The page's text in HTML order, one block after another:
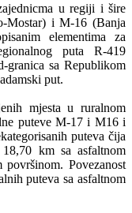
u regiji i šire
Mostar) i M-16 (Banja
elementima za
puta R-419
granica sa Republikom
put.
mjesta u ruralnom
puteve M-17 i M16 i
puteva čija
km sa asfaltnom
Povezanost
puteva sa asfaltnom